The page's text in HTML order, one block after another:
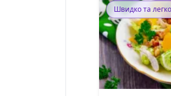
Швидко та легко